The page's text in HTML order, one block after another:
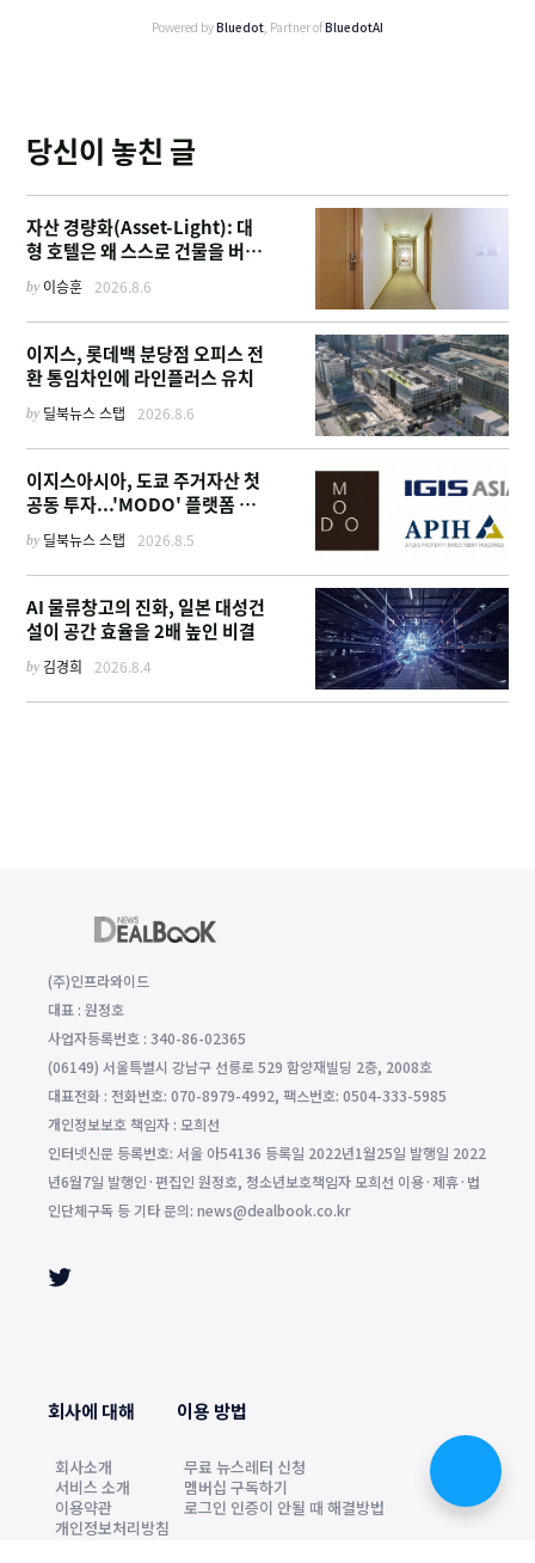
Powered byBluedot , Partner ofBluedotAI
당신이 놓친 글
자산 경량화(Asset-Light): 대
형 호텔은 왜 스스로 건물을 버리
고 '이름'만 팔기 시작했을까
by 이승훈 2026.8.6
이지스, 롯데백 분당점 오피스 전
환 통임차인에 라인플러스 유치
by 딜북뉴스 스탭 2026.8.6
이지스아시아, 도쿄 주거자산 첫
공동 투자...'MODO' 플랫폼 가
동
by 딜북뉴스 스탭 2026.8.5
AI 물류창고의 진화, 일본 대성건
설이 공간 효율을 2배 높인 비결
by 김경희 2026.8.4
(주)인프라와이드
대표 : 원정호
사업자등록번호 : 340-86-02365
(06149) 서울특별시 강남구 선릉로 529 함양재빌딩 2층, 2008호
대표전화 : 전화번호: 070-8979-4992, 팩스번호: 0504-333-5985
개인정보보호 책임자 : 모희선
인터넷신문 등록번호: 서울 아54136 등록일 2022년1월25일 발행일 2022
년6월7일 발행인·편집인 원정호, 청소년보호책임자 모희선 이용·제휴·법
인단체구독 등 기타 문의: news@dealbook.co.kr
회사에 대해
회사소개
서비스 소개
이용약관
개인정보처리방침
이용 방법
무료 뉴스레터 신청
멤버십 구독하기
로그인 인증이 안될 때 해결방법